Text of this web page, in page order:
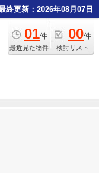
終更新：2026年08月07日
01件
最近見た物件
00件
検討リスト